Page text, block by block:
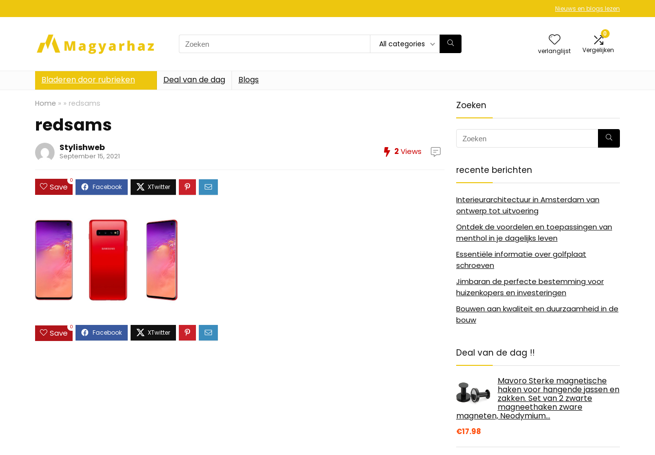
Nieuws en blogs lezen
Search
for:
All categories
verlanglijst
0
Vergelijken
Bladeren door rubrieken Deal van de dag Blogs
Home » » redsams
redsams
Stylishweb
September 15, 2021 2Views
Save
0
Save
0
Zoeken
recente berichten
Interieurarchitectuur in Amsterdam van
ontwerp tot uitvoering
Ontdek de voordelen en toepassingen van
menthol in je dagelijks leven
Essentiële informatie over golfplaat
schroeven
Jimbaran de perfecte bestemming voor
huizenkopers en investeringen
Bouwen aan kwaliteit en duurzaamheid in de
bouw
Deal van de dag !!
Mavoro Sterke magnetische
haken voor hangende jassen en
zakken. Set van 2 zwarte
magneethaken zware
magneten, Neodymium…
€17.98